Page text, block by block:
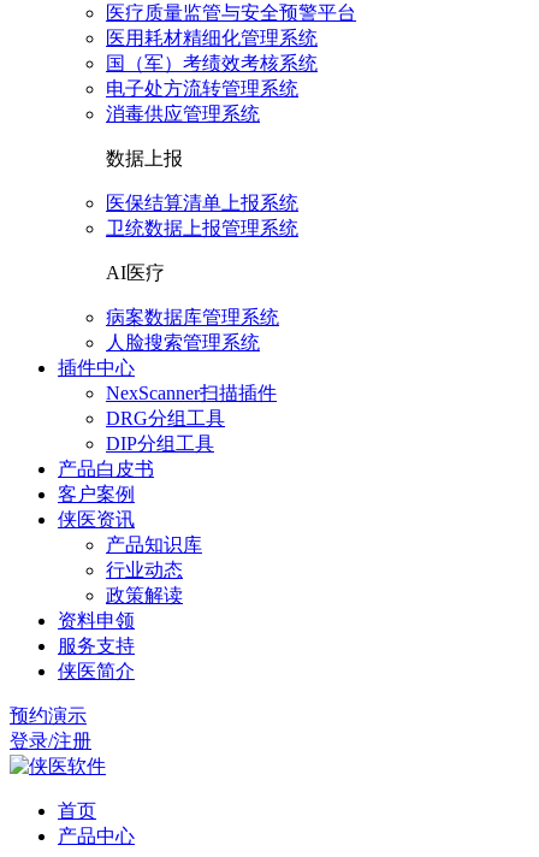
医疗质量监管与安全预警平台
医用耗材精细化管理系统
国（军）考绩效考核系统
电子处方流转管理系统
消毒供应管理系统
数据上报
医保结算清单上报系统
卫统数据上报管理系统
AI医疗
病案数据库管理系统
人脸搜索管理系统
插件中心
NexScanner扫描插件
DRG分组工具
DIP分组工具
产品白皮书
客户案例
侠医资讯
产品知识库
行业动态
政策解读
资料申领
服务支持
侠医简介
预约演示
登录/注册
首页
产品中心